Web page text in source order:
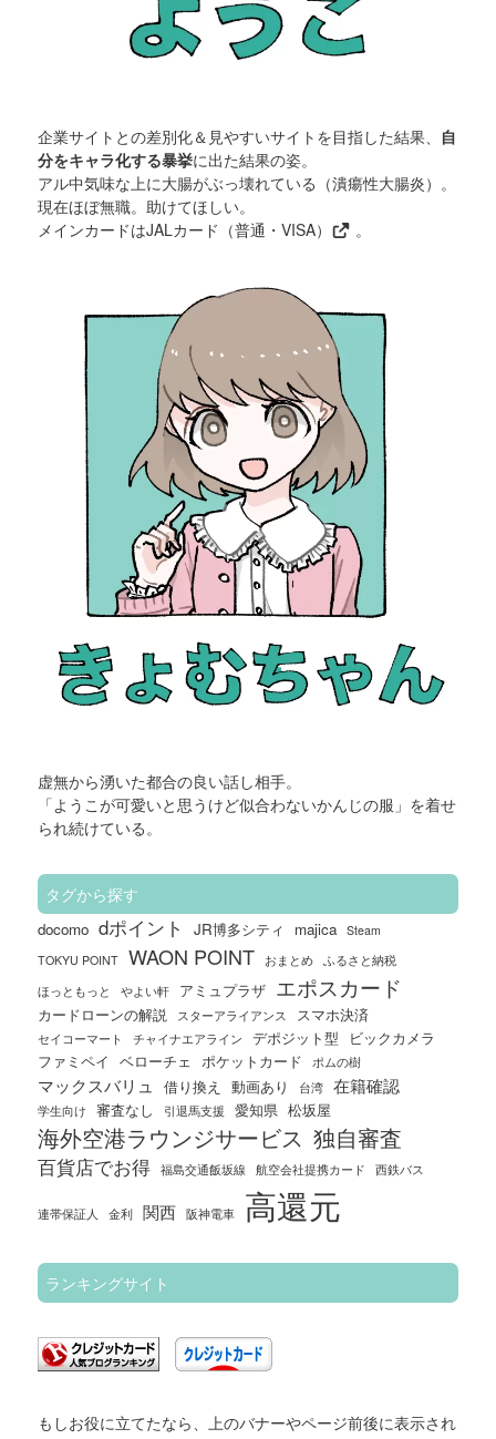
企業サイトとの差別化＆見やすいサイトを目指した結果、 自
分をキャラ化する暴挙に出た結果の姿。
アル中気味な上に大腸がぶっ壊れている（潰瘍性大腸炎）。
現在ほぼ無職。助けてほしい。
メインカードはJALカード（普通・VISA） 。
虚無から湧いた都合の良い話し相手。
「ようこが可愛いと思うけど似合わないかんじの服」を着せ
られ続けている。
タグから探す
docomo dポイント JR博多シティ majica Steam
TOKYU POINT
WAON POINT おまとめ
ふるさと納税
ほっともっと
やよい軒 アミュプラザ エポスカード
カードローンの解説 スターアライアンス スマホ決済
セイコーマート チャイナエアライン デポジット型
ビックカメラ
ファミペイ ベローチェ ポケットカード ポムの樹
マックスバリュ 借り換え 動画あり 台湾 在籍確認
学生向け 審査なし 引退馬支援 愛知県 松坂屋
海外空港ラウンジサービス 独自審査
百貨店でお得 福島交通飯坂線 航空会社提携カード 西鉄バス
連帯保証人 金利 関西 阪神電車 高還元
ランキングサイト
もしお役に立てたなら、上のバナーやページ前後に表示され